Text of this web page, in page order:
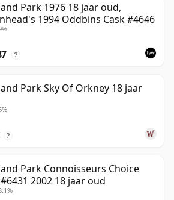
Park 1976 18 jaar oud,
1994 Oddbins Cask #4646
?
Park Sky Of Orkney 18 jaar
?
Park Connoisseurs Choice
2002 18 jaar oud